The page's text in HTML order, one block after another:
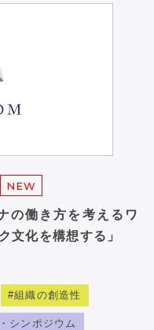
NEW
の働き方を考えるワ
文化を構想する」
組織の創造性
シンポジウム